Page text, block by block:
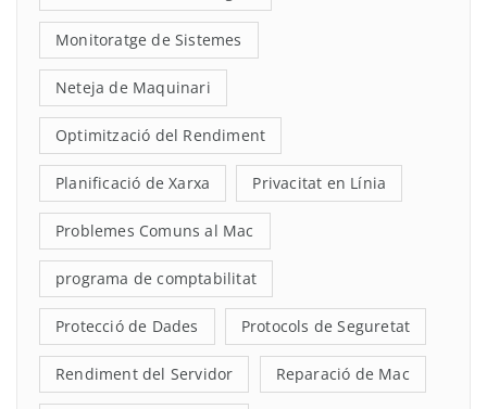
Monitoratge de Sistemes
Neteja de Maquinari
Optimització del Rendiment
Planificació de Xarxa Privacitat en Línia
Problemes Comuns al Mac
programa de comptabilitat
Protecció de Dades Protocols de Seguretat
Rendiment del Servidor Reparació de Mac